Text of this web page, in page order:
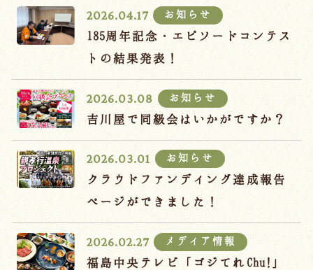
2026.04.17 お知らせ
185周年記念・エピソードコンテス
トの結果発表！
2026.03.08 お知らせ
吉川屋で同級会はいかがですか？
2026.03.01 お知らせ
クラウドファンディング達成報告
ページができました！
2026.02.27 メディア情報
福島中央テレビ「ゴジてれChu!」
お知らせ よくあるご質問
お問い合わせ
予約確認・変更・キャンセル
キャンセルポリシー
宿泊約款
オンラインショップ
吉川屋×温泉むすめ
Follow us